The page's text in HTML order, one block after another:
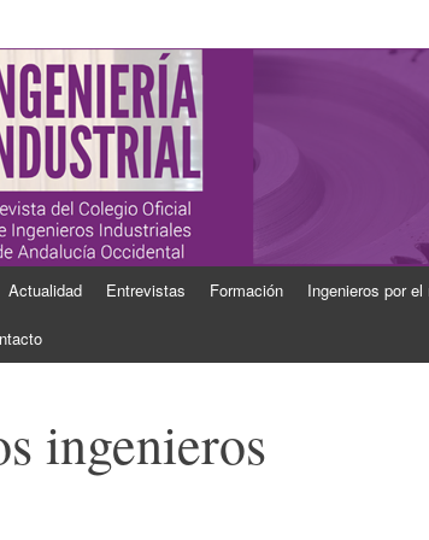
de Andalucía Occidental
Actualidad Entrevistas Formación Ingenieros por el
ingenieros